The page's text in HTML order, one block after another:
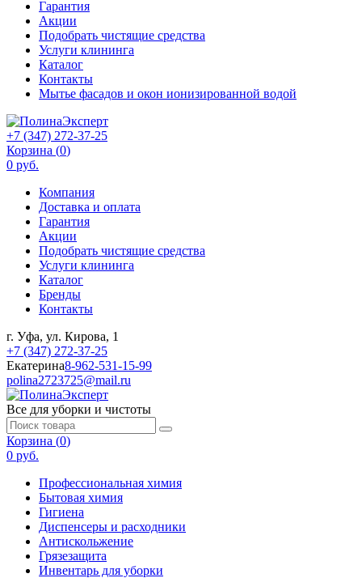
Гарантия
Акции
Подобрать чистящие средства
Услуги клининга
Каталог
Контакты
Мытье фасадов и окон ионизированной водой
+7 (347) 272-37-25
Корзина (0)
0 руб.
Компания
Доставка и оплата
Гарантия
Акции
Подобрать чистящие средства
Услуги клининга
Каталог
Бренды
Контакты
г. Уфа, ул. Кирова, 1
+7 (347) 272-37-25
Екатерина8-962-531-15-99
polina2723725@mail.ru
Все для уборки и чистоты
Корзина (0)
0 руб.
Профессиональная химия
Бытовая химия
Гигиена
Диспенсеры и расходники
Антискольжение
Грязезащита
Инвентарь для уборки